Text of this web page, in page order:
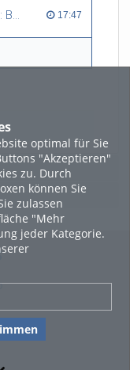
optimal für Sie
"Akzeptieren"
zu. Durch
können Sie
zulassen
"Mehr
jeder Kategorie.
Sport gÄndern Staffel 2 - Episode 8: Balance im Spitzensport: Stressbewältigung und Wettkampfangst im Fokus 17:47